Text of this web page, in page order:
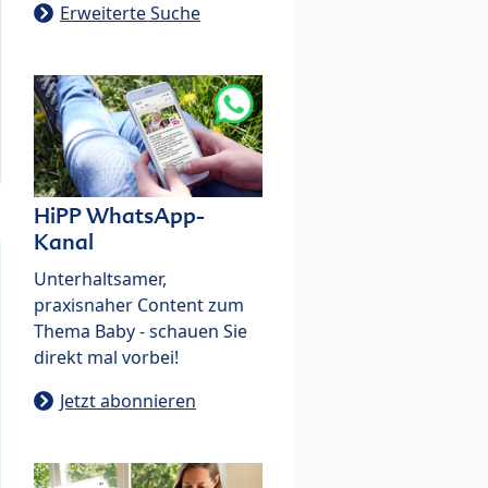
Erweiterte Suche
HiPP WhatsApp-
Kanal
Unterhaltsamer,
praxisnaher Content zum
Thema Baby - schauen Sie
direkt mal vorbei!
Jetzt abonnieren